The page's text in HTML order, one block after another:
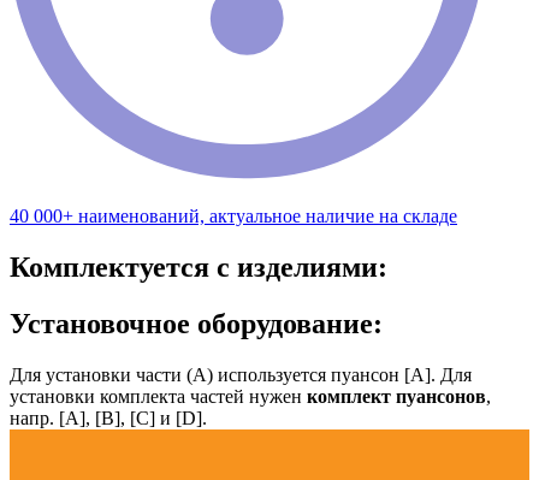
40 000+ наименований, актуальное наличие на складе
Комплектуется с изделиями:
Установочное оборудование:
Для установки части (А) используется пуансон [А]. Для
установки комплекта частей нужен комплект пуансонов,
напр. [А], [B], [С] и [D].